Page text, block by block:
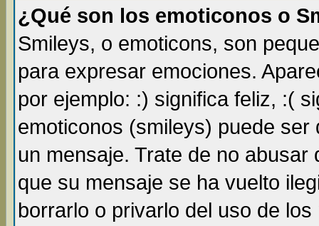
¿Qué son los emoticonos o
Smileys, o emoticons, son
para expresar emociones.
por ejemplo: :) significa feliz, :(
emoticonos (smileys) puede
un mensaje. Trate de no
que su mensaje se ha vuelto
borrarlo o privarlo del uso de los